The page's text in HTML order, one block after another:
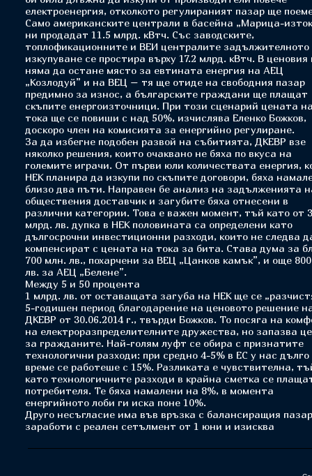
електроенергия, отколкото регулираният пазар ще
Само американските централи в басейна „Марица-
ни продадат 11.5 млрд. кВтч. Със заводските,
топлофикационните и ВЕИ централите задължителното
изкупуване се простира върху 17.2 млрд. кВтч. В ценовия
няма да остане място за евтината енергия на АЕЦ
„Козлодуй” и на ВЕЦ – тя ще отиде на свободния пазар
предимно за износ, а българските граждани ще плащат
скъпите енергоизточници. При този сценарий цената
тока ще се повиши с над 50%, изчислява Еленко Божков,
доскоро член на комисията за енергийно регулиране.
За да избегне подобен развой на събитията, ДКЕВР взе
няколко решения, които очаквано не бяха по вкуса на
големите играчи. От първи юли количествата енергия,
НЕК планира да изкупи по скъпите договори, бяха
близо два пъти. Направен бе анализ на задълженията
обществения доставчик и загубите бяха отнесени в
различни категории. Това е важен момент, тъй като от 3
млрд. лв. дупка в НЕК половината са определени като
дългосрочни инвестиционни разходи, които не следва
компенсират с цената на тока за бита. Става дума за
700 млн. лв., похарчени за ВЕЦ „Цанков камък”, и още
лв. за АЕЦ „Белене”.
Между 5 и 50 процента
1 млрд. лв. от оставащата загуба на НЕК ще се
5-годишен период благодарение на ценовото решение
ДКЕВР от 30.06.2014 г., твърди Божков. То посяга на
на електроразпределителните дружества, но запазва
за гражданите. Най-голям луфт се обира с признатите
технологични разходи: при средно 4-5% в ЕС у нас дълго
време се работеше с 15%. Разликата е чувствителна,
като технологичните разходи в крайна сметка се
потребителя. Те бяха намалени на 8%, в момента
енергийното лоби ги иска поне 10%.
Друго несъгласие има във връзка с балансиращия
заработи с реален сетълмент от 1 юни и изисква